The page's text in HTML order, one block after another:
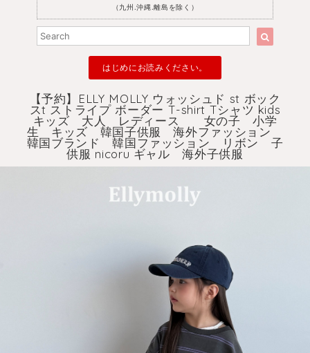
（九州.沖縄.離島を除く）
はじめにお読みください。
【予約】ELLY MOLLY ウォッシュド st ボック
スt ストライプ ボーダー T-shirt Tシャツ kids
キッズ 大人 レディース 女の子 小学
生 キッズ 韓国子供服 海外ファッション
韓国ブランド 韓国ファッション リボン 子
供服 nicoru ギャル 海外子供服